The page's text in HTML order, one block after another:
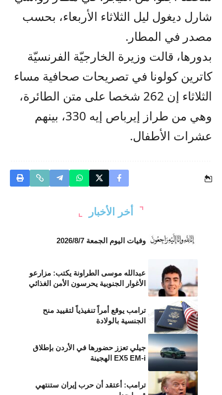
شارل ديغول ليل الثلاثاء الأربعاء، بحسب
مصدر في المطار.
بدورها، قالت وزيرة الخارجيّة الفرنسيّة
كاترين كولونا في تصريحات صحافية مساء
الثلاثاء إن 262 شخصا على متن الطائرة،
وهي من طراز إيرباص إيه 330، بينهم
عشرات الأطفال.
أخر الأخبار
وفيات اليوم الجمعة 2026/8/7
عبدالله موسى الطراونة يكتب: مزارعو
الأغوار الجنوبية يحرسون الأمن الغذائي
ترامب يوقع أمراً تنفيذياً لتقييد منح
الجنسية بالولادة
جيلي تعزز حضورها في الأردن بإطلاق
EX5 EM-i الهجينة
ترامب: أعتقد أن حرب إيران ستنتهي